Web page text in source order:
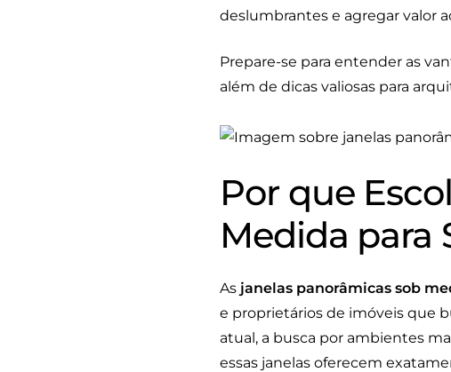
deslumbrantes e agregar valor
Prepare-se para entender as
além de dicas valiosas para
Por que
Medida para
As janelas panorâmicas sob
e proprietários de imóveis que
atual, a busca por ambientes
essas janelas oferecem